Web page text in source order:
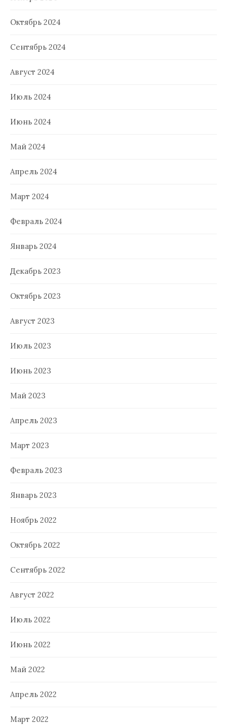
Октябрь 2024
Сентябрь 2024
Август 2024
Июль 2024
Июнь 2024
Май 2024
Апрель 2024
Март 2024
Февраль 2024
Январь 2024
Декабрь 2023
Октябрь 2023
Август 2023
Июль 2023
Июнь 2023
Май 2023
Апрель 2023
Март 2023
Февраль 2023
Январь 2023
Ноябрь 2022
Октябрь 2022
Сентябрь 2022
Август 2022
Июль 2022
Июнь 2022
Май 2022
Апрель 2022
Март 2022